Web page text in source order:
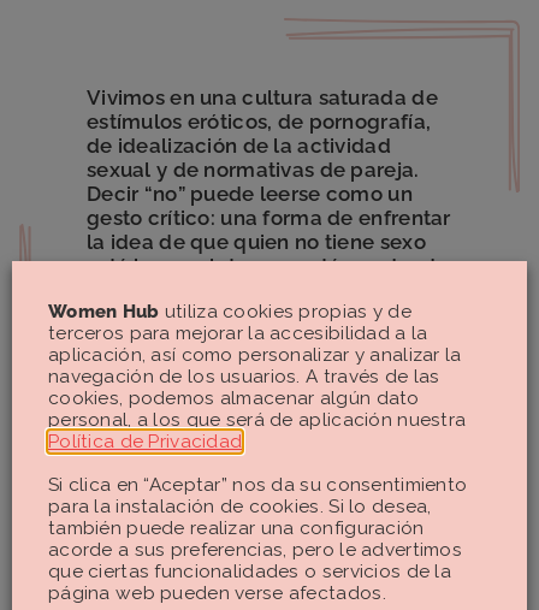
Vivimos en una cultura saturada de
estímulos eróticos, de pornografía,
de idealización de la actividad
sexual y de normativas de pareja.
Decir “no” puede leerse como un
gesto crítico: una forma de enfrentar
la idea de que quien no tiene sexo
está incompleto o se está quedando
Cuando el celibato no es
elección: soledad, contexto y
azar
No obstante, no podemos obviar un porcentaje de jóvenes
Women Hub utiliza cookies propias y de
terceros para mejorar la accesibilidad a la
aplicación, así como personalizar y analizar la
navegación de los usuarios. A través de las
cookies, podemos almacenar algún dato
personal, a los que será de aplicación nuestra
Política de Privacidad
Si clica en “Aceptar” nos da su consentimiento
para la instalación de cookies. Si lo desea,
también puede realizar una configuración
acorde a sus preferencias, pero le advertimos
que ciertas funcionalidades o servicios de la
página web pueden verse afectados.